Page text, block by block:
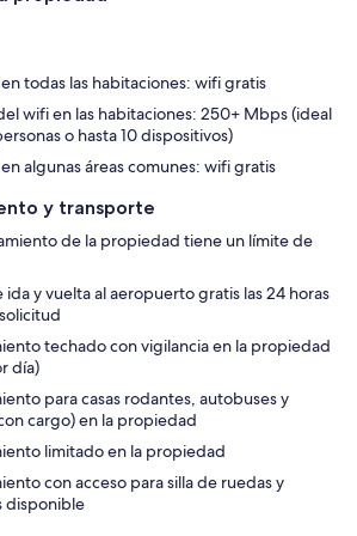
todas las habitaciones: wifi gratis
wifi en las habitaciones: 250+ Mbps (ideal
o hasta 10 dispositivos)
algunas áreas comunes: wifi gratis
y transporte
de la propiedad tiene un límite de
ida y vuelta al aeropuerto gratis las 24 horas
techado con vigilancia en la propiedad
día)
para casas rodantes, autobuses y
cargo) en la propiedad
limitado en la propiedad
con acceso para silla de ruedas y
disponible